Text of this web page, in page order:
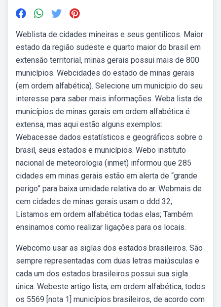
Weblista de cidades mineiras e seus gentílicos. Maior
estado da região sudeste e quarto maior do brasil em
extensão territorial, minas gerais possui mais de 800
municípios. Webcidades do estado de minas gerais
(em ordem alfabética). Selecione um município do seu
interesse para saber mais informações. Weba lista de
municípios de minas gerais em ordem alfabética é
extensa, mas aqui estão alguns exemplos:
Webacesse dados estatísticos e geográficos sobre o
brasil, seus estados e municípios. Webo instituto
nacional de meteorologia (inmet) informou que 285
cidades em minas gerais estão em alerta de “grande
perigo” para baixa umidade relativa do ar. Webmais de
cem cidades de minas gerais usam o ddd 32;
Listamos em ordem alfabética todas elas; Também
ensinamos como realizar ligações para os locais.
Webcomo usar as siglas dos estados brasileiros. São
sempre representadas com duas letras maiúsculas e
cada um dos estados brasileiros possui sua sigla
única. Webeste artigo lista, em ordem alfabética, todos
os 5569 [nota 1] municípios brasileiros, de acordo com